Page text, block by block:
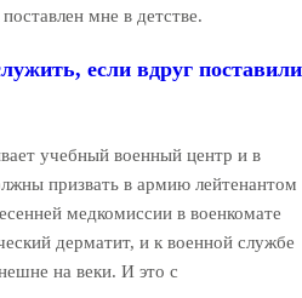
мне в детстве.
если вдруг поставили
учебный военный центр и в
призвать в армию лейтенантом
медкомиссии в военкомате
дерматит, и к военной службе
на веки. И это с